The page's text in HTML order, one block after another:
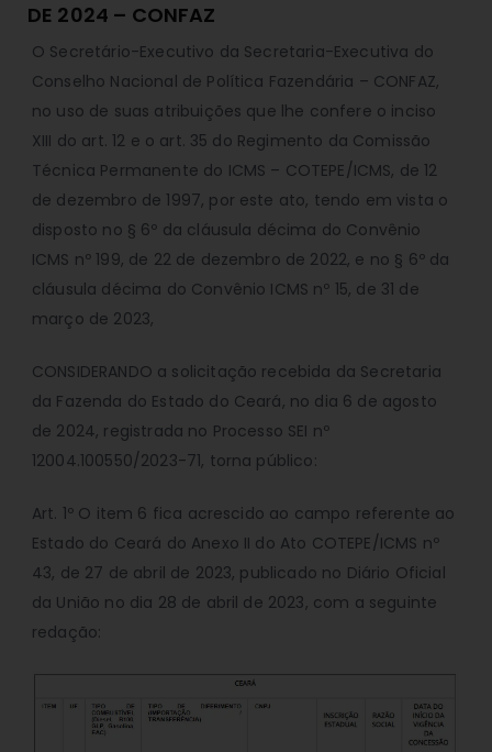
DE 2024 – CONFAZ
O Secretário-Executivo da Secretaria-Executiva do
Conselho Nacional de Política Fazendária – CONFAZ,
no uso de suas atribuições que lhe confere o inciso
XIII do art. 12 e o art. 35 do Regimento da Comissão
Técnica Permanente do ICMS – COTEPE/ICMS, de 12
de dezembro de 1997, por este ato, tendo em vista o
disposto no § 6º da cláusula décima do Convênio
ICMS nº 199, de 22 de dezembro de 2022, e no § 6º da
cláusula décima do Convênio ICMS nº 15, de 31 de
março de 2023,
CONSIDERANDO a solicitação recebida da Secretaria
da Fazenda do Estado do Ceará, no dia 6 de agosto
de 2024, registrada no Processo SEI nº
12004.100550/2023-71, torna público:
Art. 1º O item 6 fica acrescido ao campo referente ao
Estado do Ceará do Anexo II do Ato COTEPE/ICMS nº
43, de 27 de abril de 2023, publicado no Diário Oficial
da União no dia 28 de abril de 2023, com a seguinte
redação: